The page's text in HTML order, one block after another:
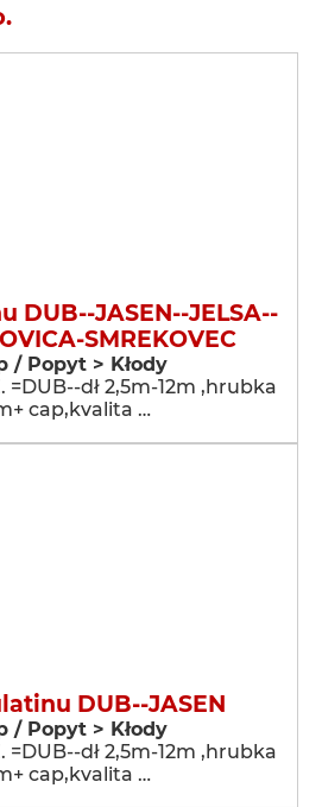
DUB--JASEN--JELSA--
SMREKOVEC
/ Popyt > Kłody
=DUB--dł 2,5m-12m ,hrubka
cap,kvalita …
DUB--JASEN
/ Popyt > Kłody
=DUB--dł 2,5m-12m ,hrubka
cap,kvalita …